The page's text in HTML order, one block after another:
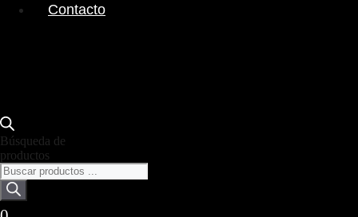
Contacto
Búsqueda de
productos